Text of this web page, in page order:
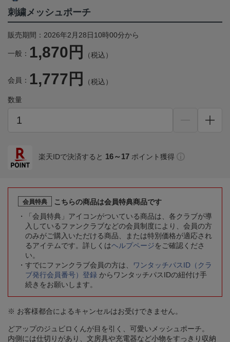
刺繍メッシュポーチ
販売期間：2026年2月28日10時00分から
一般： 1,870円 （税込）
会員： 1,777円 （税込）
数量
楽天IDで決済すると 16～17 ポイント獲得
会員特典
こちらの商品は会員特典商品です
「会員特典」アイコンがついている商品は、各クラブが導
入しているファンクラブなどの会員制度により、会員の方
のみがご購入いただける商品、または特別価格が適応され
るアイテムです。詳しくはヘルプページをご確認くださ
い。
すでにファンクラブ会員の方は、
ワンタッチパスID（クラ
ブ発行会員番号）登録 からワンタッチパスIDの紐付け手
続きをお願いします。
※ お客様都合によるキャンセルはお受けできません。
どアップのジュビロくんが目を引く、可愛いメッシュポーチ。
内側には仕切りがあり、文房具や充電器など小物をすっきり収納